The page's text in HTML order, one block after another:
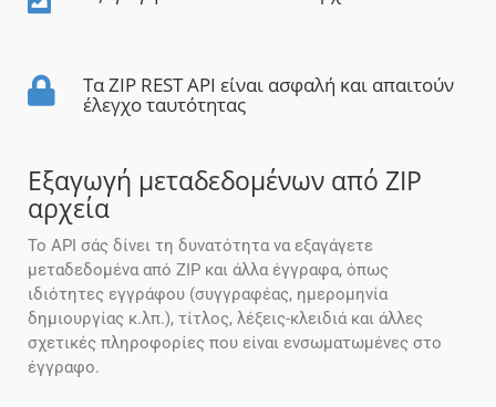
Τα ZIP REST API είναι ασφαλή και απαιτούν
έλεγχο ταυτότητας
Εξαγωγή μεταδεδομένων από ZIP
αρχεία
Το API σάς δίνει τη δυνατότητα να εξαγάγετε
μεταδεδομένα από ZIP και άλλα έγγραφα, όπως
ιδιότητες εγγράφου (συγγραφέας, ημερομηνία
δημιουργίας κ.λπ.), τίτλος, λέξεις-κλειδιά και άλλες
σχετικές πληροφορίες που είναι ενσωματωμένες στο
έγγραφο.